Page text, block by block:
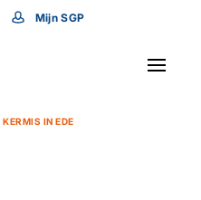
Mijn SGP
KERMIS IN EDE